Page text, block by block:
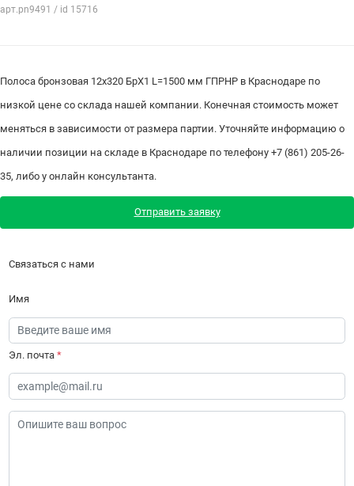
арт.pn9491 / id 15716
Полоса бронзовая 12х320 БрХ1 L=1500 мм ГПРНР в Краснодаре по
низкой цене со склада нашей компании. Конечная стоимость может
меняться в зависимости от размера партии. Уточняйте информацию о
наличии позиции на складе в Краснодаре по телефону +7 (861) 205-26-
35, либо у онлайн консультанта.
Отправить заявку
Связаться с нами
Имя
Эл. почта *